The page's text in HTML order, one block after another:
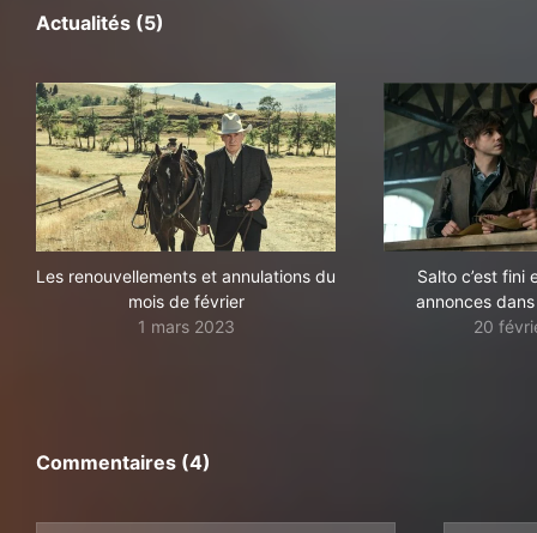
Actualités (5)
Les renouvellements et annulations du
mois de février
1 mars 2023
Salto c’est fini
annonces
20
Commentaires (4)